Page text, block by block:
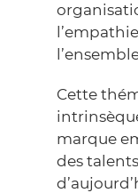
Cette
marque
des